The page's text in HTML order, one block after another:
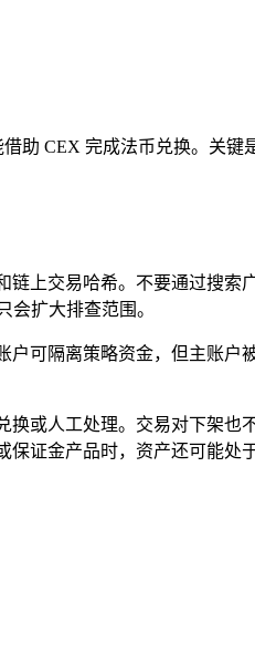
助 CEX 完成法币兑换。关键
上交易哈希。不要通过搜索
扩大排查范围。
可隔离策略资金，但主账户
或人工处理。交易对下架也
证金产品时，资产还可能处